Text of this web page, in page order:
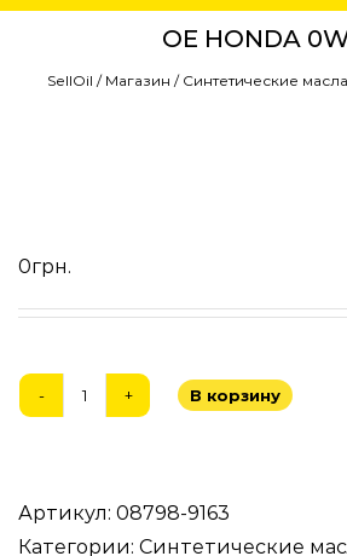
OE HONDA
SellOil / Магазин / Синтетические масла
0грн.
Количество
HONDA
0W20
В корзину
Артикул: 08798-9163
Категории: Синтетические